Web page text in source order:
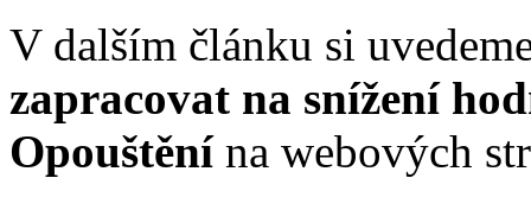
V dalším článku si
zapracovat na snížení
Opouštěnína webových